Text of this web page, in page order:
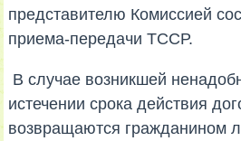
представителю Комиссией
приема-передачи ТССР.
В случае возникшей
истечении срока действия
возвращаются гражданином